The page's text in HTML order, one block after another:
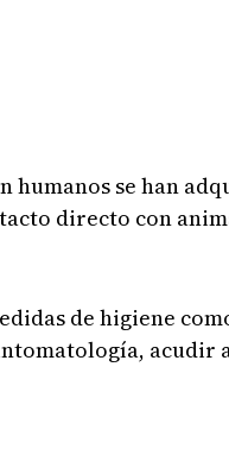
humanos se han
directo con
de higiene